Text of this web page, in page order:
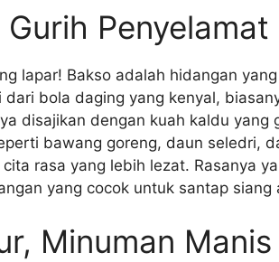
Gurih
lapar! Bakso adalah hidangan
dari bola daging yang kenyal,
disajikan dengan kuah kaldu yang
bawang goreng, daun seledri,
rasa yang lebih lezat. Rasanya
yang cocok untuk santap siang
Minuman